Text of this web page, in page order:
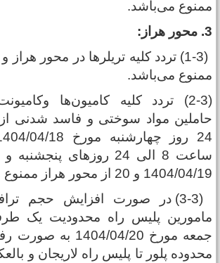
می‌باشد.
(1-3) تردد کلیه تریلر‌ها در محور هراز
می‌باشد.
(2-3) تردد کلیه کامیون‌ها
ساعت 8 الی 24 روز‌های
04/19 و 20 از محور هراز ممنوع می‌باشد.
(3-3) در صورت افزایش حجم
پلیس راه محدودیت یک
جمعه مورخ 1404/04/20
پلور تا پلیس راه لاریجان و